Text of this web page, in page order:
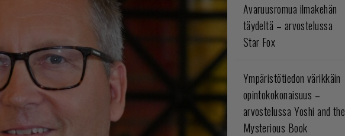
Avaruusromua ilmakehän
täydeltä – arvostelussa
Star Fox
Ympäristötiedon värikkäin
opintokokonaisuus –
arvostelussa Yoshi and the
Mysterious Book